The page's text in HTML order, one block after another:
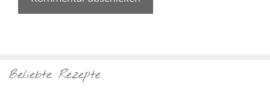
Beliebte Rezepte